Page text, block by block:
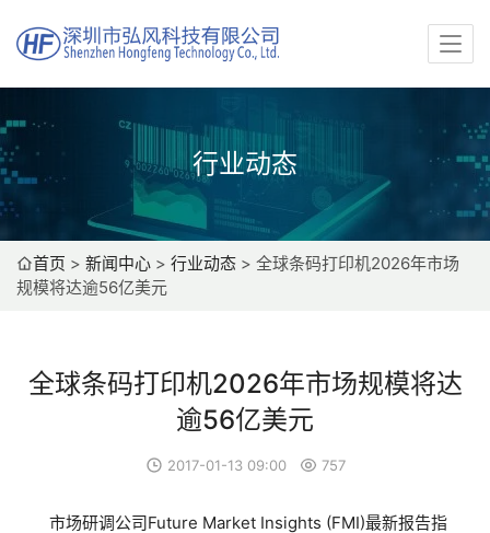
行业动态
首页 > 新闻中心 > 行业动态 > 全球条码打印机2026年市场
规模将达逾56亿美元
全球条码打印机2026年市场规模将达
逾56亿美元
2017-01-13 09:00 757
市场研调公司Future Market Insights (FMI)最新报告指